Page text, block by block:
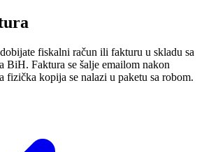
fiskalni račun ili fakturu u skladu sa
BiH. Faktura se šalje emailom nakon
fizička kopija se nalazi u paketu sa robom.